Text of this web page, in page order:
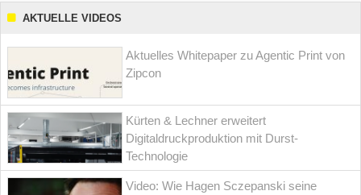
AKTUELLE VIDEOS
Aktuelles Whitepaper zu Agentic Print von
Zipcon
Kürten & Lechner erweitert
Digitaldruckproduktion mit Durst-
Technologie
Video: Wie Hagen Sczepanski seine